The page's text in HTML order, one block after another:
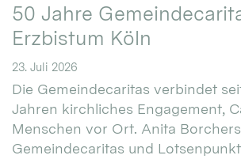
50 Jahre
Erzbistum Köln
23. Juli 2026
Die Gemeindecaritas verbindet
Jahren kirchliches Engagement,
Menschen vor Ort. Anita
Gemeindecaritas und